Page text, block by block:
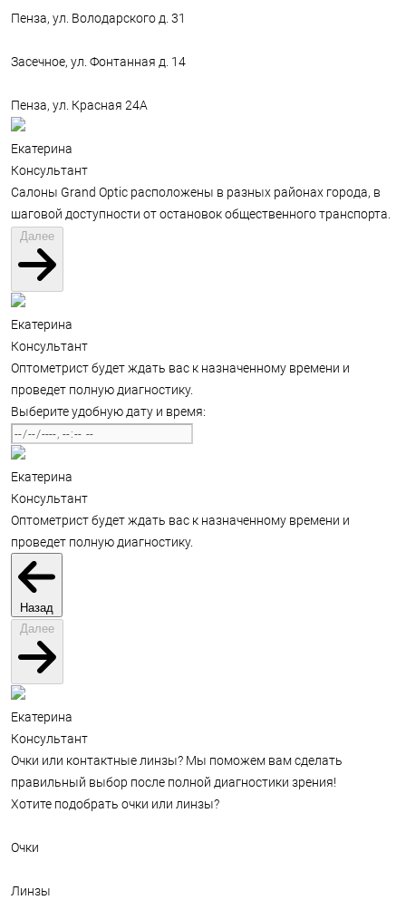
Пенза, ул. Володарского д. 31
Засечное, ул. Фонтанная д. 14
Пенза, ул. Красная 24А
Екатерина
Консультант
Салоны Grand Optic расположены в разных районах города, в
шаговой доступности от остановок общественного транспорта.
Далее
Екатерина
Консультант
Оптометрист будет ждать вас к назначенному времени и
проведет полную диагностику.
Выберите удобную дату и время:
Екатерина
Консультант
Оптометрист будет ждать вас к назначенному времени и
проведет полную диагностику.
Назад
Далее
Екатерина
Консультант
Очки или контактные линзы? Мы поможем вам сделать
правильный выбор после полной диагностики зрения!
Хотите подобрать очки или линзы?
Очки
Линзы